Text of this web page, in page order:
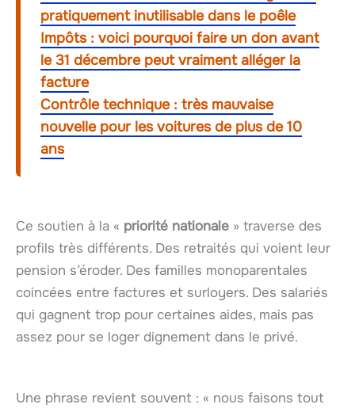
pratiquement inutilisable dans le poêle
Impôts : voici pourquoi faire un don avant
le 31 décembre peut vraiment alléger la
facture
Contrôle technique : très mauvaise
nouvelle pour les voitures de plus de 10
ans
Ce soutien à la « priorité nationale » traverse des
profils très différents. Des retraités qui voient leur
pension s’éroder. Des familles monoparentales
coincées entre factures et surloyers. Des salariés
qui gagnent trop pour certaines aides, mais pas
assez pour se loger dignement dans le privé.
Une phrase revient souvent : « nous faisons tout